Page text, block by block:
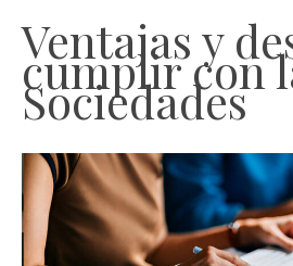
Ventajas y
cumplir con
Sociedades